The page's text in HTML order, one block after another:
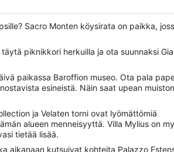
Sacro Monten köysirata on paikka,
piknikkori herkuilla ja ota suunnaksi
paikassa Baroffion museo. Ota pala
esineistä. Näin saat upean muiston
ja Velaten torni ovat lyömättömiä
alueen menneisyyttä. Villa Mylius on
tietää lisää.
aikanaan kutsuivat kohteita Palazzo